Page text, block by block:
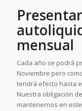
mensual
Cada año se podrá
Noviembre pero
tendrá efecto hasta
Nuestra obligación
mantenernos en